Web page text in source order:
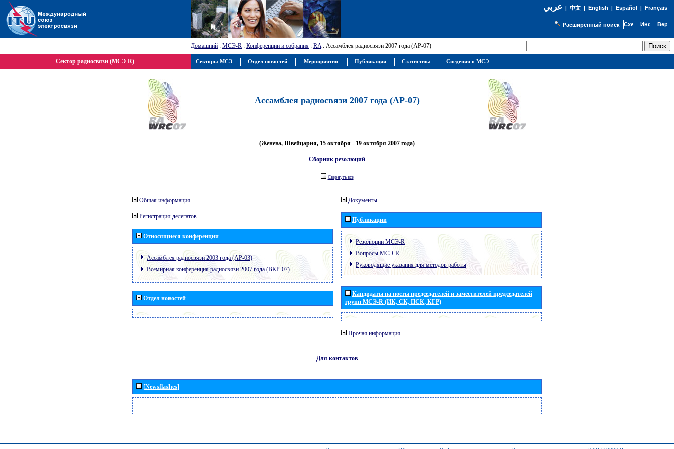
عربي| 中文| English | Español | Français
Расширенный поиск
Домашний : МСЭ-R : Конференции и собрания : RA: Ассамблея радиосвязи 2007 года (АР-07)
Сектор радиосвязи (МСЭ-R)
Ассамблея радиосвязи 2007 года (АР-07)
(Женева, Швейцария, 15 октября - 19 октября 2007 года)
Сборник резолюций
Свернуть все
Общая информация
Регистрация делегатов
Относящиеся конференции
Ассамблея радиосвязи 2003 года (АР-03)
Всемирная конференция радиосвязи 2007 года (ВКР-07)
Отдел новостей
Документы
Публикации
Резолюции МСЭ-R
Вопросы МСЭ-R
Руководящие указания для методов работы
Кандидаты на посты председателей и заместителей председателей
групп МСЭ-R (ИК, СК, ПСК, КГР)
Прочая информация
Для контактов
[Newsflashes]
Секторы МСЭ Отдел новостей Мероприятия Публикации Статистика Сведения о МСЭ